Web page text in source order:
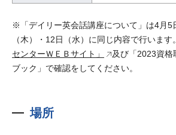
※「デイリー英会話講座について」は4月5
（木）・12日（水）に同じ内容で行いま
センターＷＥＢサイト」
及び「2023資格
ブック」で確認をしてください。
場所